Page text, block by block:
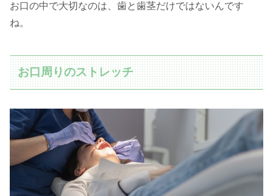
お口の中で大切なのは、歯と歯茎だけではないんです
ね。
お口周りのストレッチ